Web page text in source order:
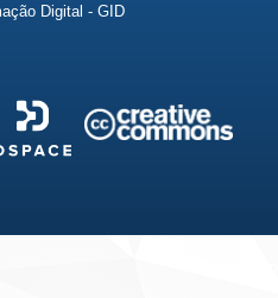
Digital - GID